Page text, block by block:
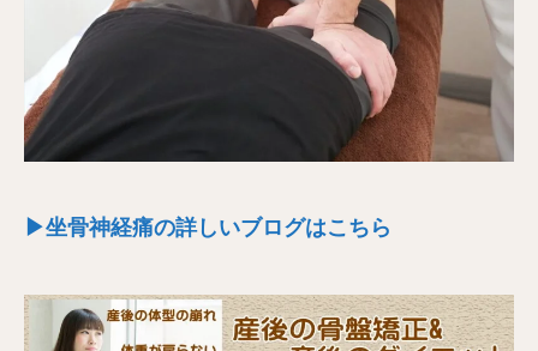
▶坐骨神経痛の詳しいブログはこちら